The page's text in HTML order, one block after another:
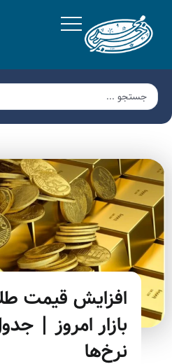
افزایش قیمت
بازار امروز |
نرخ‌ها